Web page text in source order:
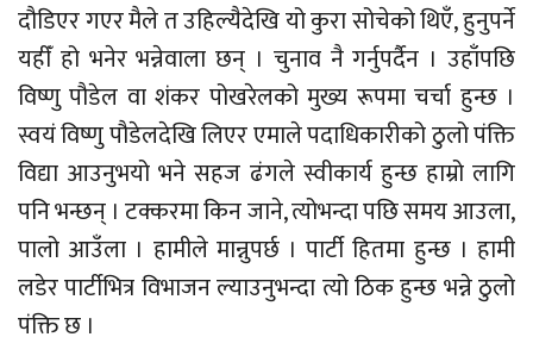
दौडिएर गएर मैले त उहिल्यैदेखि यो कुरा सोचेको थिएँ, हुनुपर्ने
यहीँ हो भनेर भन्नेवाला छन् । चुनाव नै गर्नुपर्दैन । उहाँपछि
विष्णु पौडेल वा शंकर पोखरेलको मुख्य रूपमा चर्चा हुन्छ ।
स्वयं विष्णु पौडेलदेखि लिएर एमाले पदाधिकारीको ठुलो पंक्ति
विद्या आउनुभयो भने सहज ढंगले स्वीकार्य हुन्छ हाम्रो लागि
पनि भन्छन् । टक्करमा किन जाने, त्योभन्दा पछि समय आउला,
पालो आउँला । हामीले मान्नुपर्छ । पार्टी हितमा हुन्छ । हामी
लडेर पार्टीभित्र विभाजन ल्याउनुभन्दा त्यो ठिक हुन्छ भन्ने ठुलो
पंक्ति छ ।